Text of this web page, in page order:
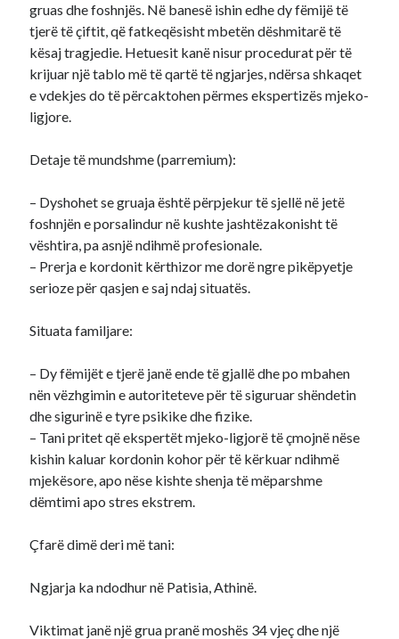
gruas dhe foshnjës. Në banesë ishin edhe dy fëmijë të
tjerë të çiftit, që fatkeqësisht mbetën dëshmitarë të
kësaj tragjedie. Hetuesit kanë nisur procedurat për të
krijuar një tablo më të qartë të ngjarjes, ndërsa shkaqet
e vdekjes do të përcaktohen përmes ekspertizës mjeko-
ligjore.
Detaje të mundshme (parremium):
– Dyshohet se gruaja është përpjekur të sjellë në jetë
foshnjën e porsalindur në kushte jashtëzakonisht të
vështira, pa asnjë ndihmë profesionale.
– Prerja e kordonit kërthizor me dorë ngre pikëpyetje
serioze për qasjen e saj ndaj situatës.
Situata familjare:
– Dy fëmijët e tjerë janë ende të gjallë dhe po mbahen
nën vëzhgimin e autoriteteve për të siguruar shëndetin
dhe sigurinë e tyre psikike dhe fizike.
– Tani pritet që ekspertët mjeko-ligjorë të çmojnë nëse
kishin kaluar kordonin kohor për të kërkuar ndihmë
mjekësore, apo nëse kishte shenja të mëparshme
dëmtimi apo stres ekstrem.
Çfarë dimë deri më tani:
Ngjarja ka ndodhur në Patisia, Athinë.
Viktimat janë një grua pranë moshës 34 vjeç dhe një